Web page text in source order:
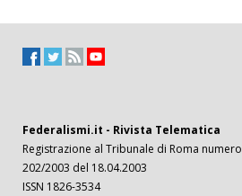
Federalismi.it - Rivista Telematica
Registrazione al Tribunale di Roma numero
202/2003 del 18.04.2003
ISSN 1826-3534